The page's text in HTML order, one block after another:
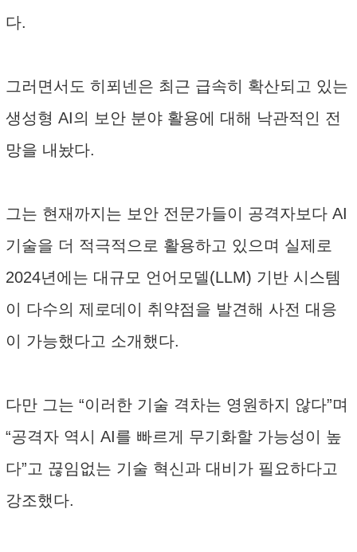
다.
그러면서도 히푀넨은 최근 급속히 확산되고 있는
생성형 AI의 보안 분야 활용에 대해 낙관적인 전
망을 내놨다.
그는 현재까지는 보안 전문가들이 공격자보다 AI
기술을 더 적극적으로 활용하고 있으며 실제로
2024년에는 대규모 언어모델(LLM) 기반 시스템
이 다수의 제로데이 취약점을 발견해 사전 대응
이 가능했다고 소개했다.
다만 그는 “이러한 기술 격차는 영원하지 않다”며
“공격자 역시 AI를 빠르게 무기화할 가능성이 높
다”고 끊임없는 기술 혁신과 대비가 필요하다고
강조했다.